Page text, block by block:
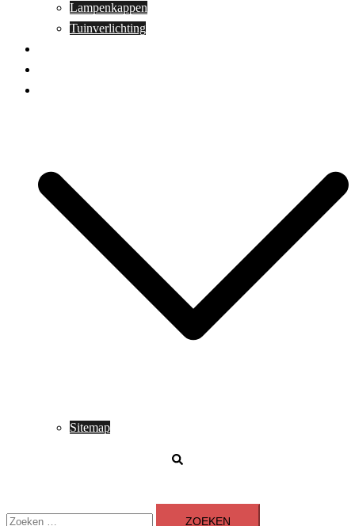
Lampenkappen
Tuinverlichting
Sitemap
Zoeken